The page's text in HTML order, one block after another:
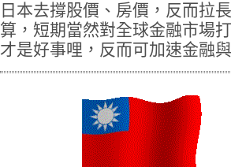
日本去撐股價、房價，反而拉
算，短期當然對全球金融市場
才是好事哩，反而可加速金融